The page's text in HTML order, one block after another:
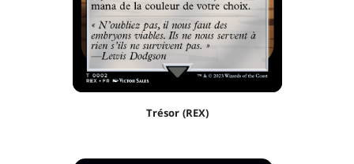
Trésor (REX)